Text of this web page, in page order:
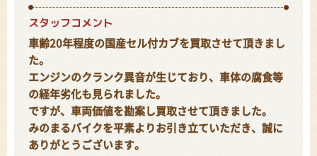
スタッフコメント
車齢20年程度の国産セル付カブを買取させて頂きまし
た。
エンジンのクランク異音が生じており、車体の腐食等
の経年劣化も見られました。
ですが、車両価値を勘案し買取させて頂きました。
みのまるバイクを平素よりお引き立ていただき、誠に
ありがとうございます。